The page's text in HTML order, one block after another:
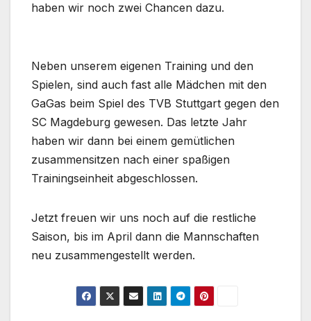
haben wir noch zwei Chancen dazu.
Neben unserem eigenen Training und den
Spielen, sind auch fast alle Mädchen mit den
GaGas beim Spiel des TVB Stuttgart gegen den
SC Magdeburg gewesen. Das letzte Jahr
haben wir dann bei einem gemütlichen
zusammensitzen nach einer spaßigen
Trainingseinheit abgeschlossen.
Jetzt freuen wir uns noch auf die restliche
Saison, bis im April dann die Mannschaften
neu zusammengestellt werden.